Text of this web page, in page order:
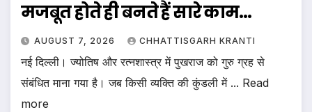
मजबूत होते ही बनते हैं सारे काम…
AUGUST 7, 2026 CHHATTISGARH KRANTI
नई दिल्ली। ज्योतिष और रत्नशास्त्र में पुखराज को गुरु ग्रह से
संबंधित माना गया है। जब किसी व्यक्ति की कुंडली में ... Read
more